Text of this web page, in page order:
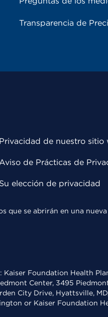
Transparencia de
Privacidad de nuestro sitio
de Prácticas de
Su elección de privacidad
que se abrirán en una
Kaiser Foundation Health
Center, 3495
City Drive, Hyattsville,
or Kaiser Foundation